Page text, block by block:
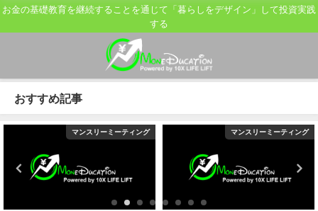
お金の基礎教育を継続することを通じて「暮らしをデザイン」して投資実践
する
おすすめ記事
マンスリーミーティング マンスリーミーティング